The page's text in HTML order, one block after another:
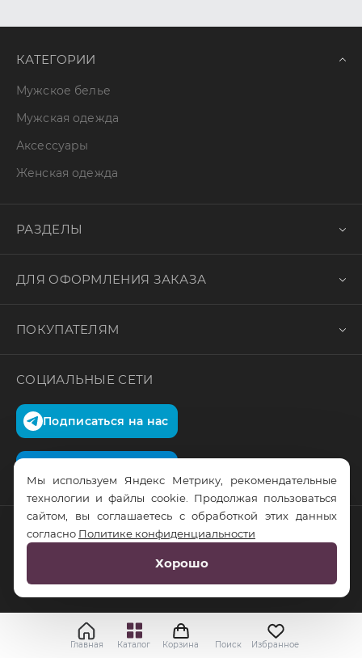
КАТЕГОРИИ
Мужское белье
Мужская одежда
Аксессуары
Женская одежда
РАЗДЕЛЫ
ДЛЯ ОФОРМЛЕНИЯ ЗАКАЗА
ПОКУПАТЕЛЯМ
СОЦИАЛЬНЫЕ СЕТИ
Подписаться на нас
© RusTrus. 2011-2026. Все права защищены
RS Digital
Главная Каталог Корзина Поиск Избранное
Мы используем Яндекс Метрику, рекомендательные
технологии и файлы cookie. Продолжая пользоваться
сайтом, вы соглашаетесь с обработкой этих данных
согласно Политике конфиденциальности
Хорошо